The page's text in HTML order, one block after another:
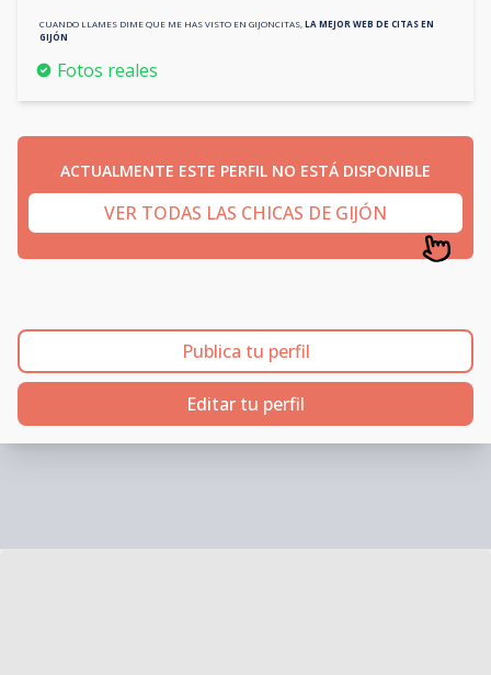
CUANDO LLAMES DIME QUE ME HAS VISTO EN GIJONCITAS LA MEJOR WEB DE CITAS EN
GIJÓN
Fotos reales
ACTUALMENTE ESTE PERFIL NO ESTÁ DISPONIBLE
VER TODAS LAS CHICAS DE GIJÓN
Publica tu perfil
Editar tu perfil